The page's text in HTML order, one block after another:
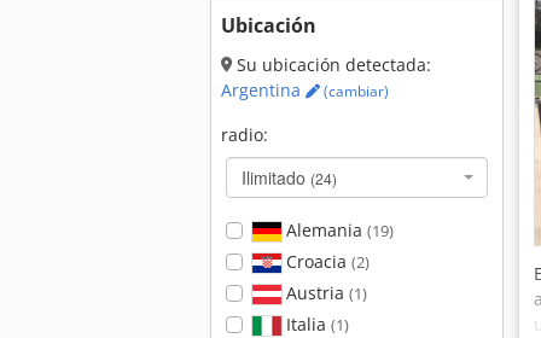
Ubicación
Su ubicación detectada:
Argentina
(cambiar)
radio:
Ilimitado (24)
Alemania (19)
Croacia (2)
Austria (1)
Italia (1)